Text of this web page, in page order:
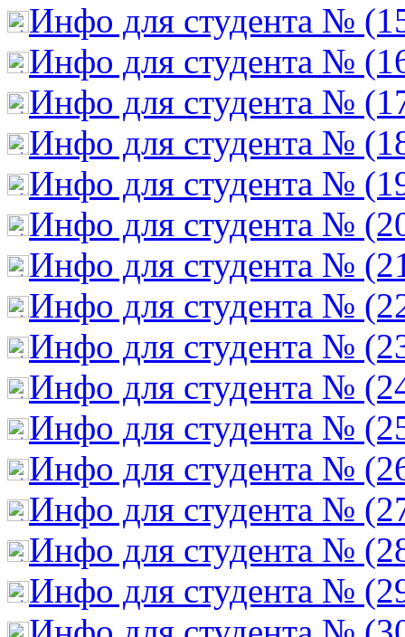
Инфо для студента №
Инфо для студента №
Инфо для студента №
Инфо для студента №
Инфо для студента №
Инфо для студента №
Инфо для студента №
Инфо для студента №
Инфо для студента №
Инфо для студента №
Инфо для студента №
Инфо для студента №
Инфо для студента №
Инфо для студента №
Инфо для студента №